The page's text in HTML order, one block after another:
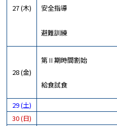
27 (木) 安全指導
避難訓練
28 (金)
第Ⅱ期時間割始
給食試食
29 (土)
30 (日)